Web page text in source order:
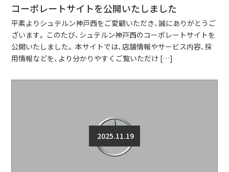
コーポレートサイトを公開いたしました
平素よりシュテルン神戸西をご愛顧いただき、誠にありがとうご
ざいます。 このたび、シュテルン神戸西のコーポレートサイトを
公開いたしました。 本サイトでは、店舗情報やサービス内容、採
用情報などを、より分かりやすくご覧いただけ […]
2025.11.19